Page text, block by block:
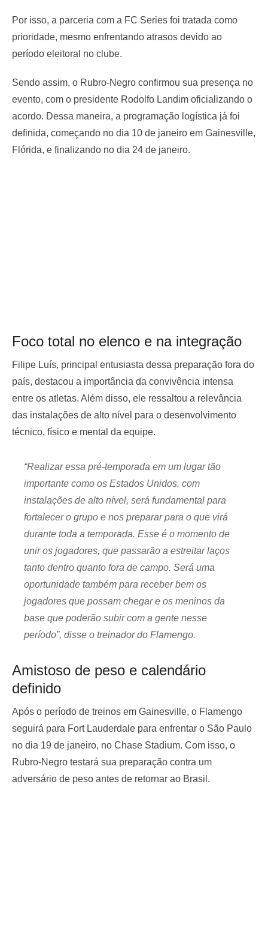
Por isso, a parceria com a FC Series foi tratada como
prioridade, mesmo enfrentando atrasos devido ao
período eleitoral no clube.
Sendo assim, o Rubro-Negro confirmou sua presença no
evento, com o presidente Rodolfo Landim oficializando o
acordo. Dessa maneira, a programação logística já foi
definida, começando no dia 10 de janeiro em Gainesville,
Flórida, e finalizando no dia 24 de janeiro.
Foco total no elenco e na integração
Filipe Luís, principal entusiasta dessa preparação fora do
país, destacou a importância da convivência intensa
entre os atletas. Além disso, ele ressaltou a relevância
das instalações de alto nível para o desenvolvimento
técnico, físico e mental da equipe.
“Realizar essa pré-temporada em um lugar tão
importante como os Estados Unidos, com
instalações de alto nível, será fundamental para
fortalecer o grupo e nos preparar para o que virá
durante toda a temporada. Esse é o momento de
unir os jogadores, que passarão a estreitar laços
tanto dentro quanto fora de campo. Será uma
oportunidade também para receber bem os
jogadores que possam chegar e os meninos da
base que poderão subir com a gente nesse
período”, disse o treinador do Flamengo.
Amistoso de peso e calendário
definido
Após o período de treinos em Gainesville, o Flamengo
seguirá para Fort Lauderdale para enfrentar o São Paulo
no dia 19 de janeiro, no Chase Stadium. Com isso, o
Rubro-Negro testará sua preparação contra um
adversário de peso antes de retornar ao Brasil.